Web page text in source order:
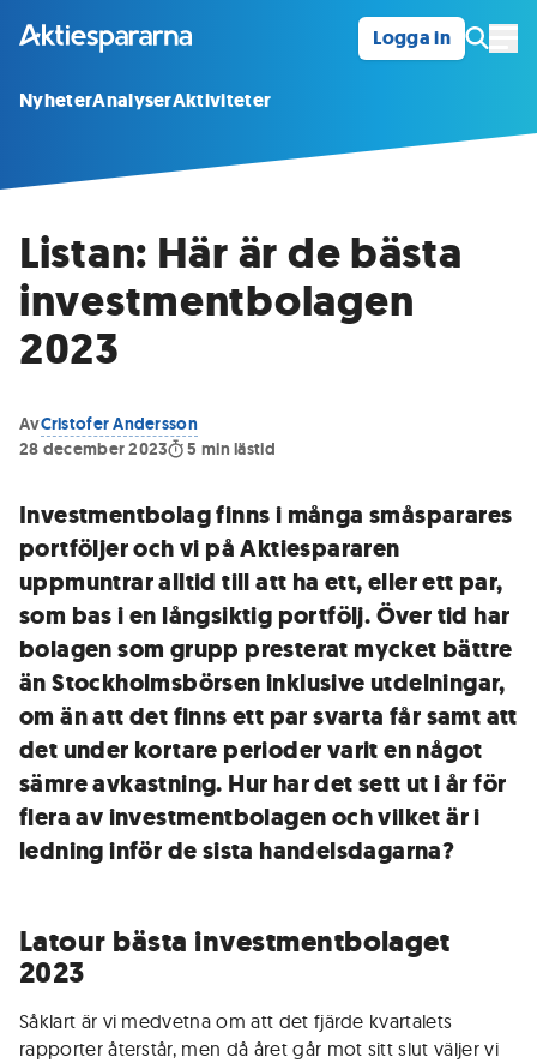
Logga in
NyheterAnalyserAktiviteter
Listan: Här är de bästa
investmentbolagen
2023
AvCristofer Andersson
28 december 2023
5 min lästid
Investmentbolag finns i många småsparares
portföljer och vi på Aktiespararen
uppmuntrar alltid till att ha ett, eller ett par,
som bas i en långsiktig portfölj. Över tid har
bolagen som grupp presterat mycket bättre
än Stockholmsbörsen inklusive utdelningar,
om än att det finns ett par svarta får samt att
det under kortare perioder varit en något
sämre avkastning. Hur har det sett ut i år för
flera av investmentbolagen och vilket är i
ledning inför de sista handelsdagarna?
Latour bästa investmentbolaget
2023
Såklart är vi medvetna om att det fjärde kvartalets
rapporter återstår, men då året går mot sitt slut väljer vi